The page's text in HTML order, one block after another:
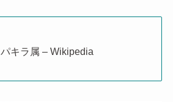
パキラ属 – Wikipedia